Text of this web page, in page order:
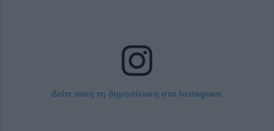
Δείτε αυτή τη δημοσίευση στο Instagram.